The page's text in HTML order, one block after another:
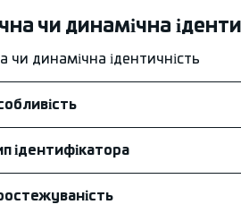
чи динамічна
чи динамічна ідентичність
ідентифікатора